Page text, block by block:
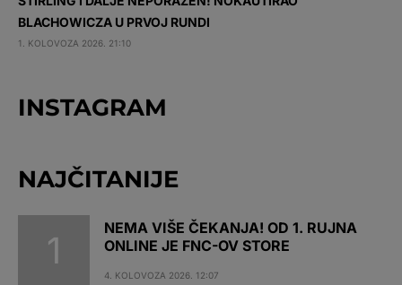
BLACHOWICZA U PRVOJ RUNDI
1. KOLOVOZA 2026. 21:10
INSTAGRAM
NAJČITANIJE
NEMA VIŠE ČEKANJA! OD 1. RUJNA
ONLINE JE FNC-OV STORE
4. KOLOVOZA 2026. 12:07